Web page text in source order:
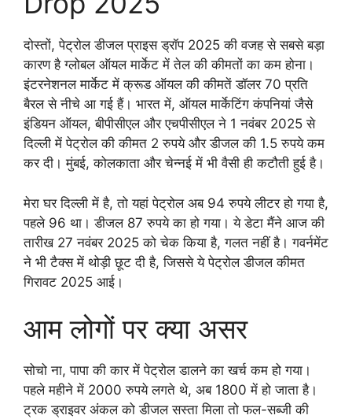
दोस्तों, पेट्रोल डीजल प्राइस ड्रॉप 2025 की वजह से सबसे बड़ा
कारण है ग्लोबल ऑयल मार्केट में तेल की कीमतों का कम होना।
इंटरनेशनल मार्केट में क्रूड ऑयल की कीमतें डॉलर 70 प्रति
बैरल से नीचे आ गई हैं। भारत में, ऑयल मार्केटिंग कंपनियां जैसे
इंडियन ऑयल, बीपीसीएल और एचपीसीएल ने 1 नवंबर 2025 से
दिल्ली में पेट्रोल की कीमत 2 रुपये और डीजल की 1.5 रुपये कम
कर दी। मुंबई, कोलकाता और चेन्नई में भी वैसी ही कटौती हुई है।
मेरा घर दिल्ली में है, तो यहां पेट्रोल अब 94 रुपये लीटर हो गया है,
पहले 96 था। डीजल 87 रुपये का हो गया। ये डेटा मैंने आज की
तारीख 27 नवंबर 2025 को चेक किया है, गलत नहीं है। गवर्नमेंट
ने भी टैक्स में थोड़ी छूट दी है, जिससे ये पेट्रोल डीजल कीमत
गिरावट 2025 आई।
आम लोगों पर क्या असर
सोचो ना, पापा की कार में पेट्रोल डालने का खर्च कम हो गया।
पहले महीने में 2000 रुपये लगते थे, अब 1800 में हो जाता है।
ट्रक ड्राइवर अंकल को डीजल सस्ता मिला तो फल-सब्जी की